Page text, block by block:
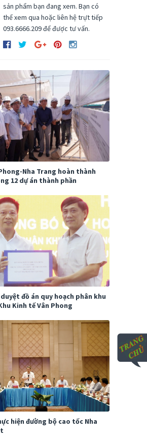
sản phẩm bạn đang xem. Bạn có
thể xem qua hoặc liên hệ trựt tiếp
093.6666.209 để được tư vấn.
Nha Trang hoàn thành
12 dự án thành phần
đồ án quy hoạch phân khu
Kinh tế Vân Phong
hiện đường bộ cao tốc Nha